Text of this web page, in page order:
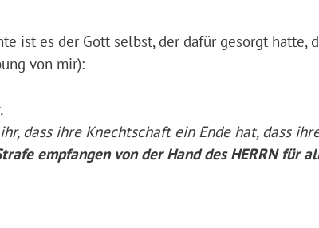
ist es der Gott selbst, der dafür gesorgt hatte,
von mir):
dass ihre Knechtschaft ein Ende hat, dass
empfangen von der Hand des HERRN für